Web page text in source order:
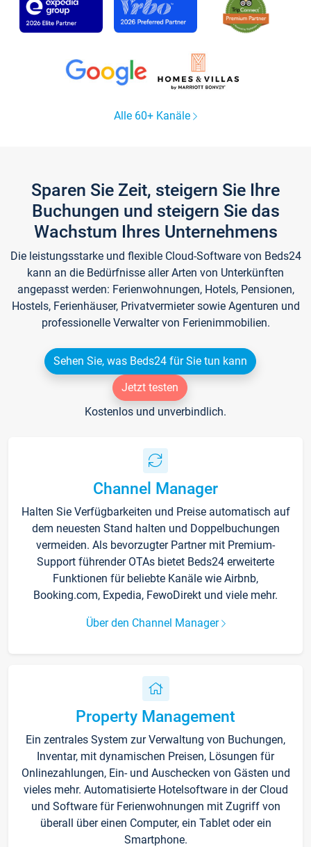
Alle 60+ Kanäle
Sparen Sie Zeit, steigern Sie Ihre
Buchungen und steigern Sie das
Wachstum Ihres Unternehmens
Die leistungsstarke und flexible Cloud-Software von Beds24
kann an die Bedürfnisse aller Arten von Unterkünften
angepasst werden: Ferienwohnungen, Hotels, Pensionen,
Hostels, Ferienhäuser, Privatvermieter sowie Agenturen und
professionelle Verwalter von Ferienimmobilien.
Sehen Sie, was Beds24 für Sie tun kann
Jetzt testen
Kostenlos und unverbindlich.
Channel Manager
Halten Sie Verfügbarkeiten und Preise automatisch auf
dem neuesten Stand halten und Doppelbuchungen
vermeiden. Als bevorzugter Partner mit Premium-
Support führender OTAs bietet Beds24 erweiterte
Funktionen für beliebte Kanäle wie Airbnb,
Booking.com, Expedia, FewoDirekt und viele mehr.
Über den Channel Manager
Property Management
Ein zentrales System zur Verwaltung von Buchungen,
Inventar, mit dynamischen Preisen, Lösungen für
Onlinezahlungen, Ein- und Auschecken von Gästen und
vieles mehr. Automatisierte Hotelsoftware in der Cloud
und Software für Ferienwohnungen mit Zugriff von
überall über einen Computer, ein Tablet oder ein
Smartphone.